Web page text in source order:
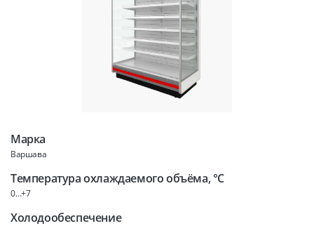
Марка
Варшава
Температура охлаждаемого объёма, °C
0…+7
Холодообеспечение